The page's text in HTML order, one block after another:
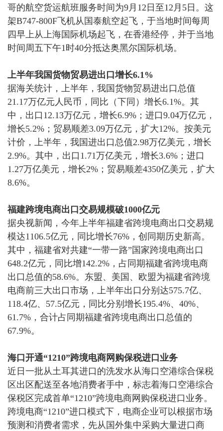
哥的航空货运航班服务时间为9月12日至12月5日。这
架B747-800F飞机从国泰航空起飞，于当地时间每周
四早上从上海国际机场起飞，在香港经停，并于当地
时间周五下午1时40分抵达奥黑尔国际机场。
上半年我国货物贸易进出口增长6.1%
据海关统计， 上半年，我国货物贸易进出口总值
21.17万亿元人民币，同比（下同）增长6.1%。 其
中，出口 12.13万亿元，增长6.9%；进口9.04万亿元，
增长5.2%；贸易顺差3.09万亿元，扩大12%。按美元
计价，上半年，我国进出口总值2.98万亿美元，增长
2.9%。其中，出口1.71万亿美元，增长3.6%；进口
1.27万亿美元，增长2%；贸易顺差4350亿美元，扩大
8.6%。
福建跨境电商出口交易规模破1000亿元
据央视新闻， 今年上半年福建省跨境电商出口交易规
模达1106.5亿元，同比增长76%，创同期历史新高。
其中，福建省对共建“一带一路”国家跨境电商出口
648.2亿元，同比增142.2%，占同期福建省跨境电商
出口总值的58.6%。东盟、美国、欧盟为福建省跨境
电商前三大出口市场，上半年出口分别达575.7亿、
118.4亿、57.5亿元，同比分别增长195.4%、40%、
61.7%，合计占同期福建省跨境电商出口总值的
67.9%。
海口开通“1210”跨境电商网购保税进口业务
近日一批从土耳其进口的洗发水从海口空港综合保税
区出区配送至各地消费者手中，标志着海口空港综合
保税区完成首单“1210”跨境电商网购保税进口业务。
跨境电商“1210”进口模式下，电商企业可以根据市场
预测和消费者需求，先从国外集中采购大量进口商